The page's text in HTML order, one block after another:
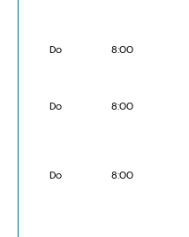
Do 8:00
Do 8:00
Do 8:00